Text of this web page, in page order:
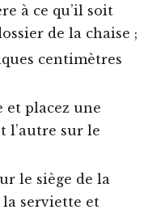
à ce qu’il soit
de la chaise ;
centimètres
placez une
l’autre sur le
le siège de la
la serviette et